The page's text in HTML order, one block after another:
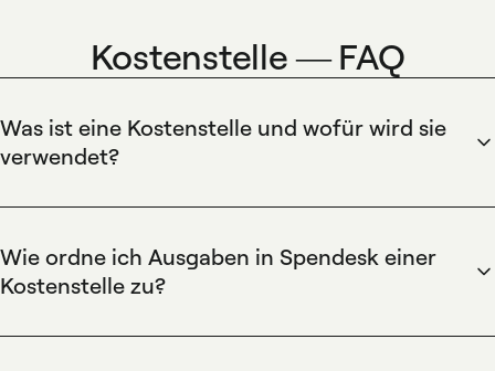
Kostenstelle — FAQ
Was ist eine Kostenstelle und wofür wird sie
verwendet?
organisatorische Einheit zur systematischen Zuordnung und
von Karten-, Rechnung- und Ausgabenbuchungen zu
Kostenstellen, bietet automatische Budgetlimits pro
Wie ordne ich Ausgaben in Spendesk einer
Kostenstelle zu?
Kostenstellen direkt über Karten, Rechnungsanhänge oder